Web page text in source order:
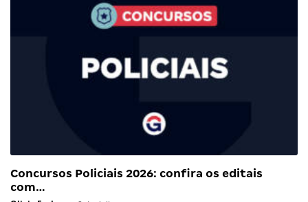
Concursos Policiais 2026: confira os editais
com…